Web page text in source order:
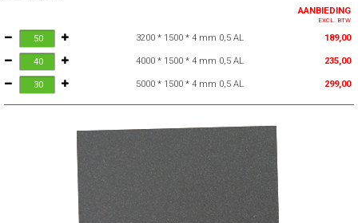
AANBIEDING
EXCL. BTW
3200 * 1500 * 4 mm 0,5 AL 189,00
4000 * 1500 * 4 mm 0,5 AL 235,00
5000 * 1500 * 4 mm 0,5 AL 299,00